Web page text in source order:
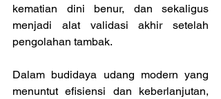
kematian dini benur, dan sekaligus
menjadi alat validasi akhir setelah
pengolahan tambak.
Dalam budidaya udang modern yang
menuntut efisiensi dan keberlanjutan,